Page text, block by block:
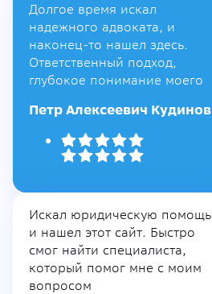
Долгое время искал
надежного адвоката, и
наконец-то нашел здесь.
Ответственный подход,
глубокое понимание моего
Петр Алексеевич Кудинов
Искал юридическую помощь
и нашел этот сайт. Быстро
смог найти специалиста,
который помог мне с моим
вопросом